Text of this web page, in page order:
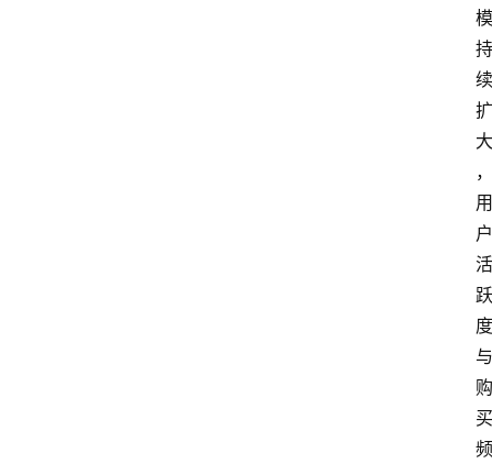
模
持
续
扩
大
，
用
户
活
跃
度
与
购
买
频